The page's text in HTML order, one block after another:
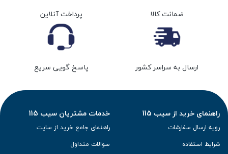
ضمانت کالا پرداخت آنلاین
ارسال به سراسر کشور پاسخ گویی سریع
راهنمای خرید از سیب 115
رویه ارسال سفارشات
شرایط استفاده
خدمات مشتریان سیب 115
راهنمای جامع خرید از سایت
سوالات متداول